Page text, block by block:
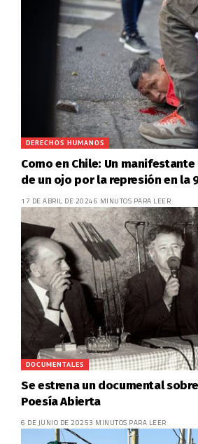
DERECHOS HUMANOS
Como en Chile: Un
de un ojo por la represión en la
17 DE ABRIL DE 20246 MINUTOS PARA LEER
DOCUMENTALES
Se estrena un documental
Poesía Abierta
6 DE JUNIO DE 20253 MINUTOS PARA LEER